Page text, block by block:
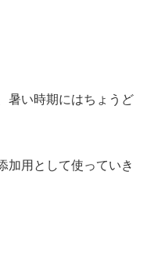
暑い時期にはちょうど
加用として使っていき